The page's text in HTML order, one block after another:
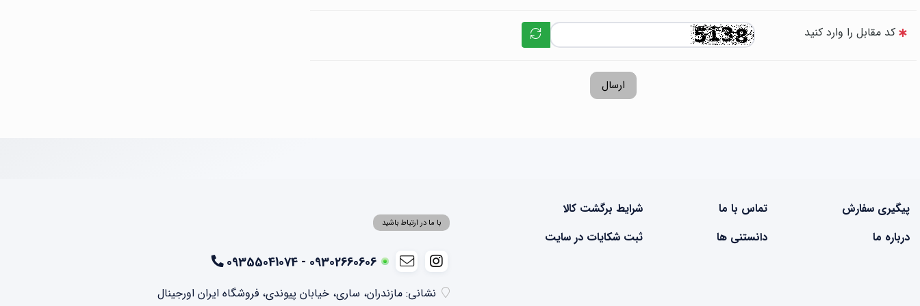
کد مقابل را وارد کنید
ارسال
پیگیری سفارش تماس با ما
شرایط برگشت کالا
درباره ما
دانستنی ها ثبت شکایات در سایت
با ما در ارتباط باشید
09302660606 - 09355041074
نشانی: مازندران، ساری، خیابان پیوندی، فروشگاه ایران اورجینال